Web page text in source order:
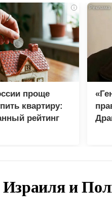
i
проще
квартиру:
рейтинг
Израиля и